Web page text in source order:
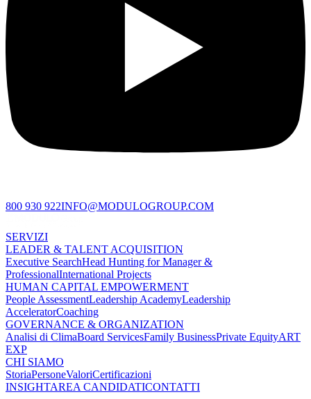
800 930 922INFO@MODULOGROUP.COM
SERVIZI
LEADER & TALENT ACQUISITION
Executive SearchHead Hunting for Manager &
ProfessionalInternational Projects
HUMAN CAPITAL EMPOWERMENT
People AssessmentLeadership AcademyLeadership
AcceleratorCoaching
GOVERNANCE & ORGANIZATION
Analisi di ClimaBoard ServicesFamily BusinessPrivate EquityART
EXP
CHI SIAMO
StoriaPersoneValoriCertificazioni
INSIGHTAREA CANDIDATICONTATTI